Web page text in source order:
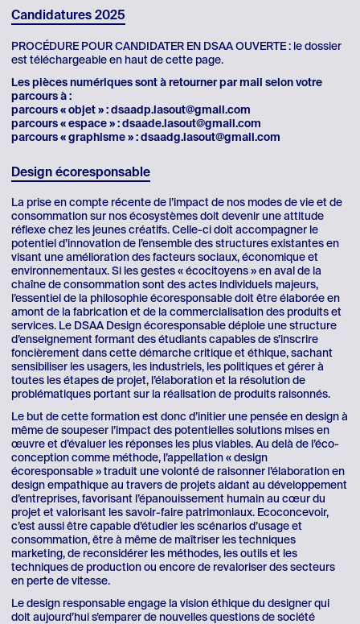
Candidatures 2025
PROCÉDURE POUR CANDIDATER EN DSAA OUVERTE : le dossier
est téléchargeable en haut de cette page.
Les pièces numériques sont à retourner par mail selon votre
parcours à :
parcours « objet » : dsaadp.lasout@gmail.com
parcours « espace » : dsaade.lasout@gmail.com
parcours « graphisme » : dsaadg.lasout@gmail.com
Design écoresponsable
La prise en compte récente de l’impact de nos modes de vie et de
consommation sur nos écosystèmes doit devenir une attitude
réflexe chez les jeunes créatifs. Celle-ci doit accompagner le
potentiel d’innovation de l’ensemble des structures existantes en
visant une amélioration des facteurs sociaux, économique et
environnementaux. Si les gestes « écocitoyens » en aval de la
chaîne de consommation sont des actes individuels majeurs,
l’essentiel de la philosophie écoresponsable doit être élaborée en
amont de la fabrication et de la commercialisation des produits et
services. Le DSAA Design écoresponsable déploie une structure
d’enseignement formant des étudiants capables de s’inscrire
foncièrement dans cette démarche critique et éthique, sachant
sensibiliser les usagers, les industriels, les politiques et gérer à
toutes les étapes de projet, l’élaboration et la résolution de
problématiques portant sur la réalisation de produits raisonnés.
Le but de cette formation est donc d’initier une pensée en design à
même de soupeser l’impact des potentielles solutions mises en
œuvre et d’évaluer les réponses les plus viables. Au delà de l’éco-
conception comme méthode, l’appellation « design
écoresponsable » traduit une volonté de raisonner l’élaboration en
design empathique au travers de projets aidant au développement
d’entreprises, favorisant l’épanouissement humain au cœur du
projet et valorisant les savoir-faire patrimoniaux. Ecoconcevoir,
c’est aussi être capable d’étudier les scénarios d’usage et
consommation, être à même de maîtriser les techniques
marketing, de reconsidérer les méthodes, les outils et les
techniques de production ou encore de revaloriser des secteurs
en perte de vitesse.
Le design responsable engage la vision éthique du designer qui
doit aujourd’hui s’emparer de nouvelles questions de société